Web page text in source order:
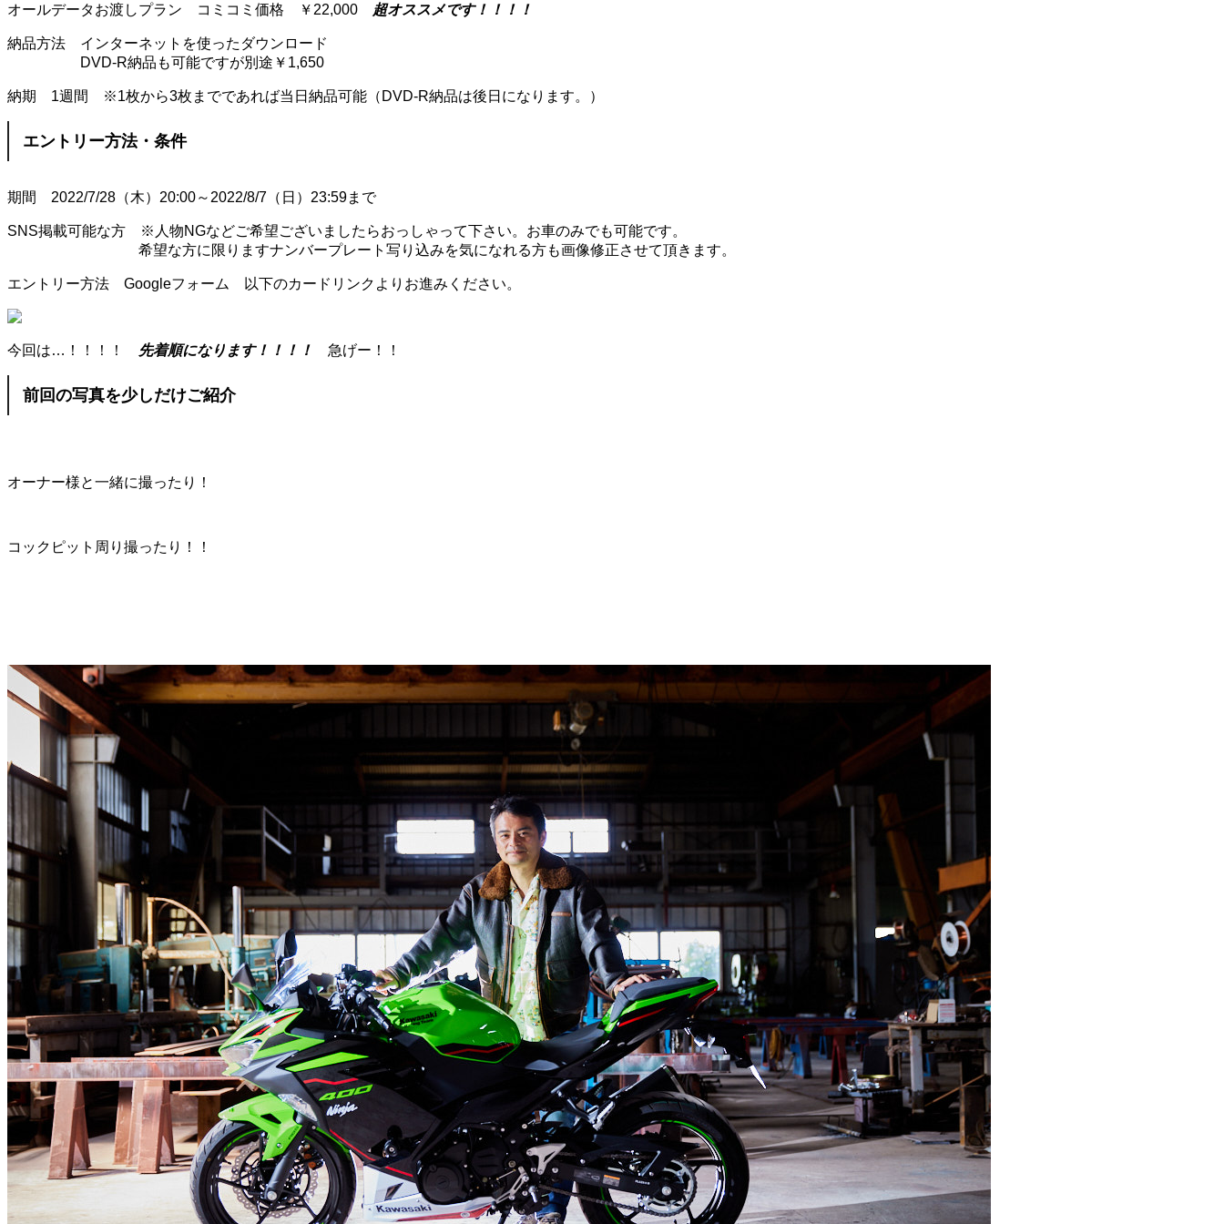
オールデータお渡しプラン コミコミ価格 ￥22,000 超オススメです！！！！
納品方法 インターネットを使ったダウンロード
DVD-R納品も可能ですが別途￥1,650
納期 1週間 ※1枚から3枚までであれば当日納品可能（DVD-R納品は後日になります。）
エントリー方法・条件
期間 2022/7/28（木）20:00～2022/8/7（日）23:59まで
SNS掲載可能な方 ※人物NGなどご希望ございましたらおっしゃって下さい。お車のみでも可能です。
希望な方に限りますナンバープレート写り込みを気になれる方も画像修正させて頂きます。
エントリー方法 Googleフォーム 以下のカードリンクよりお進みください。
今回は…！！！！ 先着順になります！！！！ 急げー！！
前回の写真を少しだけご紹介
オーナー様と一緒に撮ったり！
コックピット周り撮ったり！！